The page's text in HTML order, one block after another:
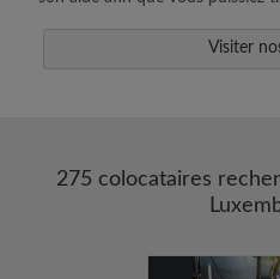
annonce
Visiter
275 colocataires